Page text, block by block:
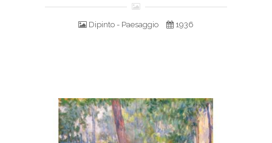
Dipinto - Paesaggio 1936